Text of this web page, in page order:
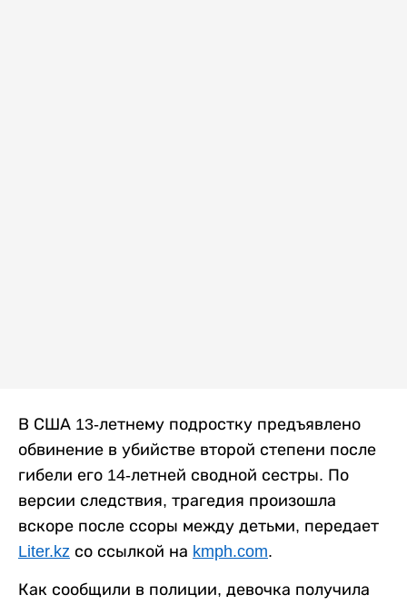
В США 13-летнему подростку предъявлено
обвинение в убийстве второй степени после
гибели его 14-летней сводной сестры. По
версии следствия, трагедия произошла
вскоре после ссоры между детьми, передает
Liter.kz со ссылкой на kmph.com.
Как сообщили в полиции, девочка получила